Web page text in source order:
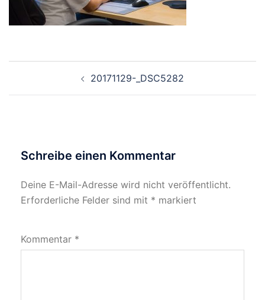
20171129-_DSC5282
Schreibe einen Kommentar
Deine E-Mail-Adresse wird nicht veröffentlicht.
Erforderliche Felder sind mit * markiert
Kommentar *